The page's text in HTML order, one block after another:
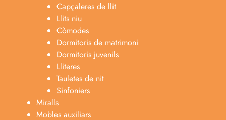
Capçaleres de llit
Llits niu
Còmodes
Dormitoris de matrimoni
Dormitoris juvenils
Lliteres
Tauletes de nit
Sinfoniers
Miralls
Mobles auxiliars